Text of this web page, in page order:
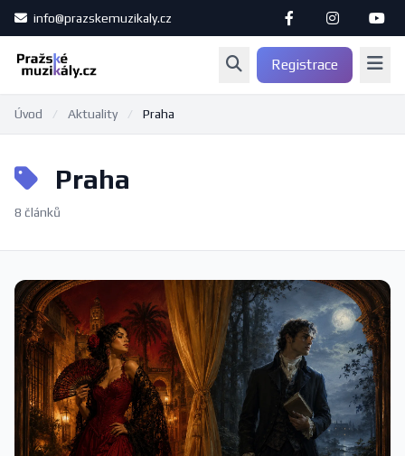
info@prazskemuzikaly.cz
Registrace
Úvod / Aktuality / Praha
Praha
8 článků